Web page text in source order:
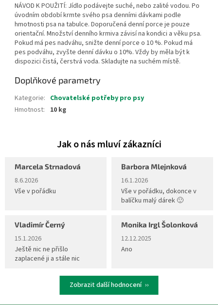
NÁVOD K POUŽITÍ: Jídlo podávejte suché, nebo zalité vodou. Po
úvodním období krmte svého psa denními dávkami podle
hmotnosti psa na tabulce. Doporučená denní porce je pouze
orientační. Množství denního krmiva závisí na kondici a věku psa.
Pokud má pes nadváhu, snižte denní porce o 10 %. Pokud má
pes podváhu, zvyšte denní dávku o 10%. Vždy by měla být k
dispozici čistá, čerstvá voda. Skladujte na suchém místě.
Doplňkové parametry
Kategorie: Chovatelské potřeby pro psy
Hmotnost: 10 kg
Marcela Strnadová
Hodnocení obchodu je 5 z 5 hvězdiček.
8.6.2026
Vše v pořádku
Barbora Mlejnková
Hodnocení obchodu je 5 z 5
16.1.2026
Vše v pořádku, dokonce v
balíčku malý dárek 🙂
Vladimír Černý
Hodnocení obchodu je 5 z 5 hvězdiček.
15.1.2026
Ještě nic ne přišlo
zaplacené ji a stále nic
Monika Irgl Šolonková
Hodnocení obchodu je 5 z 5
12.12.2025
Ano
Zobrazit další hodnocení